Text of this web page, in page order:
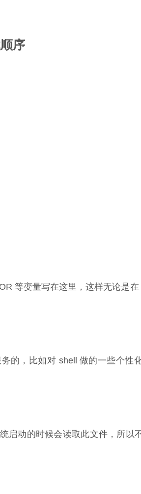
序
等变量写在这里，这样无论是
的，比如对 shell 做的一些个性
启动的时候会读取此文件，所以